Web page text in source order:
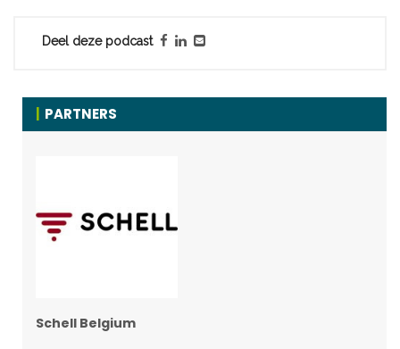
Deel deze podcast
PARTNERS
Schell Belgium